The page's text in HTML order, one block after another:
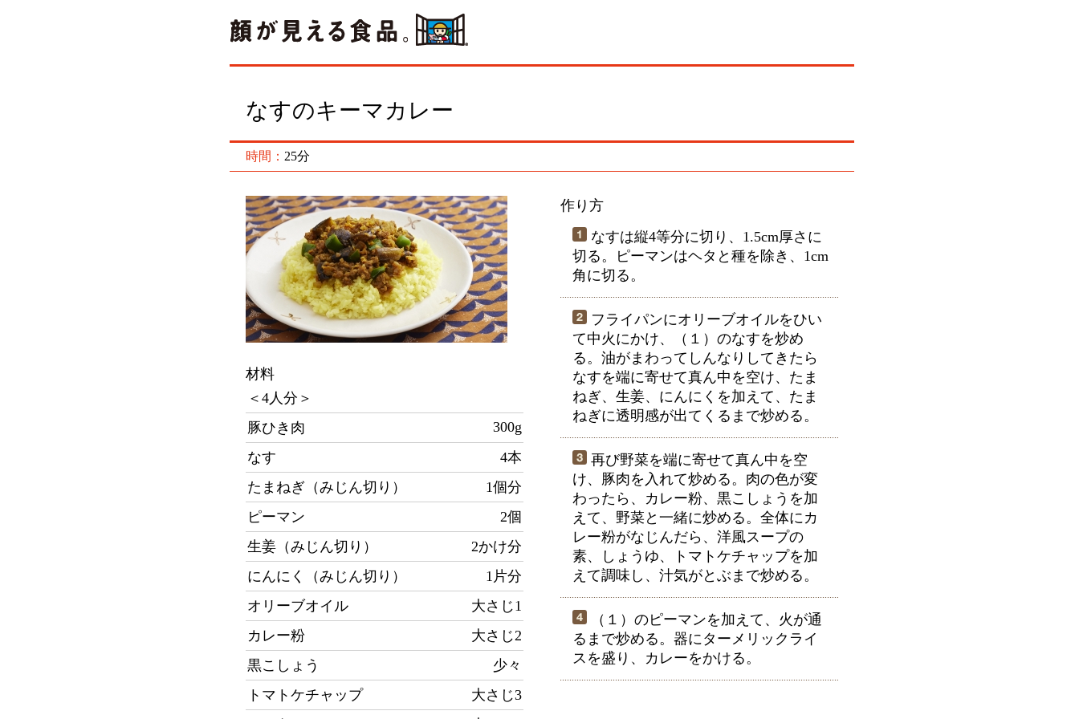
なすのキーマカレー
時間： 25分
材料
＜4人分＞
豚ひき肉
300g
なす
4本
たまねぎ（みじん切り）
1個分
ピーマン
2個
生姜（みじん切り）
2かけ分
にんにく（みじん切り）
1片分
オリーブオイル
大さじ1
カレー粉
大さじ2
黒こしょう
少々
トマトケチャップ
大さじ3
作り方
なすは縦4等分に切り、1.5cm厚さに
切る。ピーマンはヘタと種を除き、1cm
角に切る。
フライパンにオリーブオイルをひい
て中火にかけ、（１）のなすを炒め
る。油がまわってしんなりしてきたら
なすを端に寄せて真ん中を空け、たま
ねぎ、生姜、にんにくを加えて、たま
ねぎに透明感が出てくるまで炒める。
再び野菜を端に寄せて真ん中を空
け、豚肉を入れて炒める。肉の色が変
わったら、カレー粉、黒こしょうを加
えて、野菜と一緒に炒める。全体にカ
レー粉がなじんだら、洋風スープの
素、しょうゆ、トマトケチャップを加
えて調味し、汁気がとぶまで炒める。
（１）のピーマンを加えて、火が通
るまで炒める。器にターメリックライ
スを盛り、カレーをかける。